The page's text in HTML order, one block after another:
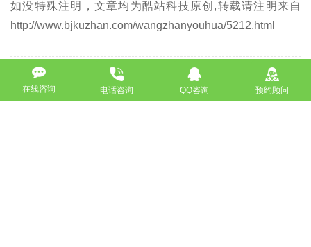
如没特殊注明，文章均为酷站科技原创,转载请注明来自
http://www.bjkuzhan.com/wangzhanyouhua/5212.html
上一篇：长尾关键词就能提升收录速度，不信点进来！
在线咨询 电话咨询 QQ咨询 预约顾问